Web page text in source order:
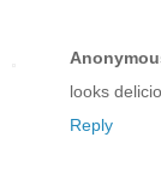
looks
Reply